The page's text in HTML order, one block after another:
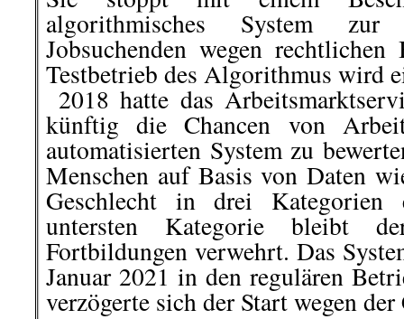
algorithmisches System zur
Jobsuchenden wegen
Testbetrieb des Algorithmus wird
2018 hatte das
künftig die Chancen von
automatisierten System zu
Menschen auf Basis von Daten
Geschlecht in drei
untersten Kategorie bleibt
Fortbildungen verwehrt. Das
Januar 2021 in den regulären
verzögerte sich der Start wegen